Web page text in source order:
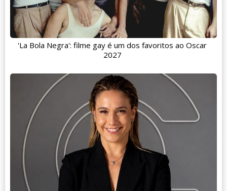
'La Bola Negra': filme gay é um dos favoritos ao Oscar
2027